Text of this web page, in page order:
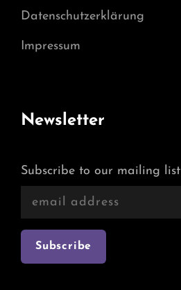
Datenschutzerklärung
Impressum
Newsletter
Subscribe to our mailing list